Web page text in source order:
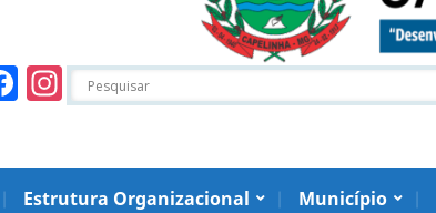
Facebook
Instagram
Estrutura Organizacional Município